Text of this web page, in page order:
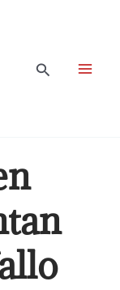
Buscar